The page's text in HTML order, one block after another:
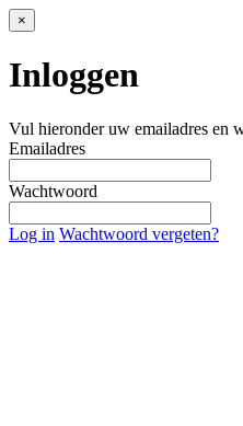
×
Inloggen
Vul hieronder uw emailadres en
Emailadres
Wachtwoord
Log in Wachtwoord vergeten?